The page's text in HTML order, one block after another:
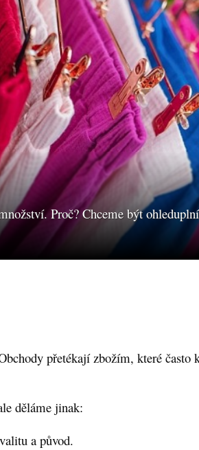
Proč? Chceme být
přetékají zbožím, které často
děláme jinak:
a původ.